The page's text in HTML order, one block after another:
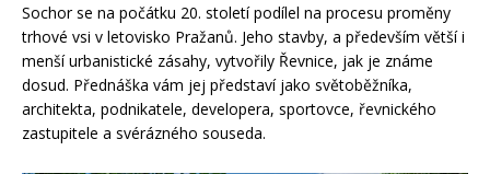
Sochor se na počátku 20. století podílel na procesu proměny
trhové vsi v letovisko Pražanů. Jeho stavby, a především větší i
menší urbanistické zásahy, vytvořily Řevnice, jak je známe
dosud. Přednáška vám jej představí jako světoběžníka,
architekta, podnikatele, developera, sportovce, řevnického
zastupitele a svérázného souseda.